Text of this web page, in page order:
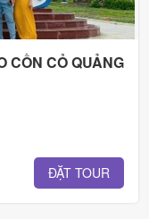
CỒN CỎ QUẢNG
ĐẶT TOUR